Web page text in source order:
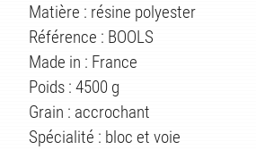
Matière : résine polyester
Référence : BOOLS
Made in : France
Poids : 4500 g
Grain : accrochant
Spécialité : bloc et voie